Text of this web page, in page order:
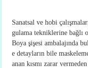
Sanatsal ve hobi
gulama tekniklerine bağlı
Boya şişesi ambalajında
e detayların bile
anan kısmı zarar